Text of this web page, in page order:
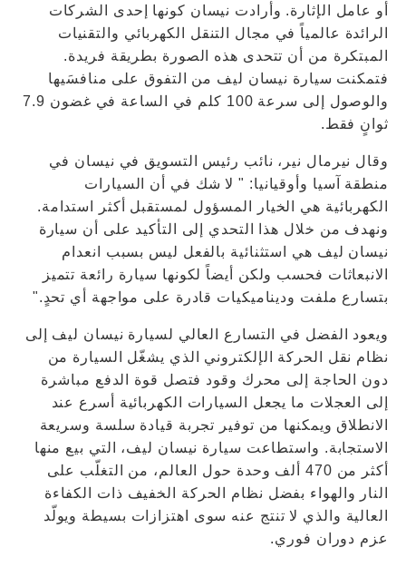
أو عامل الإثارة. وأرادت نيسان كونها إحدى الشركات
الرائدة عالمياً في مجال التنقل الكهربائي والتقنيات
المبتكرة من أن تتحدى هذه الصورة بطريقة فريدة.
فتمكنت سيارة نيسان ليف من التفوق على منافسَيها
والوصول إلى سرعة 100 كلم في الساعة في غضون 7.9
ثوانٍ فقط.
وقال نيرمال نير، نائب رئيس التسويق في نيسان في
منطقة آسيا وأوقيانيا: " لا شك في أن السيارات
الكهربائية هي الخيار المسؤول لمستقبل أكثر استدامة.
ونهدف من خلال هذا التحدي إلى التأكيد على أن سيارة
نيسان ليف هي استثنائية بالفعل ليس بسبب انعدام
الانبعاثات فحسب ولكن أيضاً لكونها سيارة رائعة تتميز
بتسارع ملفت وديناميكيات قادرة على مواجهة أي تحدٍ."
ويعود الفضل في التسارع العالي لسيارة نيسان ليف إلى
نظام نقل الحركة الإلكتروني الذي يشغّل السيارة من
دون الحاجة إلى محرك وقود فتصل قوة الدفع مباشرة
إلى العجلات ما يجعل السيارات الكهربائية أسرع عند
الانطلاق ويمكنها من توفير تجربة قيادة سلسة وسريعة
الاستجابة. واستطاعت سيارة نيسان ليف، التي بيع منها
أكثر من 470 ألف وحدة حول العالم، من التغلّب على
النار والهواء بفضل نظام الحركة الخفيف ذات الكفاءة
العالية والذي لا تنتج عنه سوى اهتزازات بسيطة ويولّد
عزم دوران فوري.